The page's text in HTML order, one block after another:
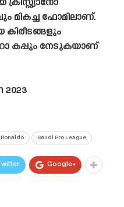
മികച്ച ഫോമിലാണ്.
കപ്പും നേടുകയാണ്
2023
Saudi Pro League
Google+